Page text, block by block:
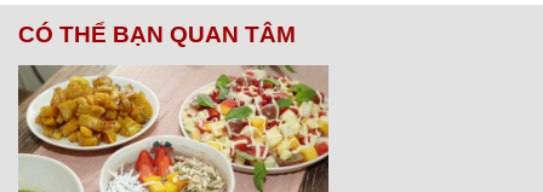
CÓ THỂ BẠN QUAN TÂM